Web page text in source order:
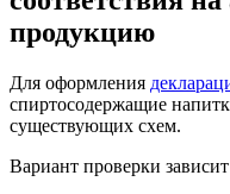
продукцию
Для оформления
спиртосодержащие
существующих схем.
Вариант проверки